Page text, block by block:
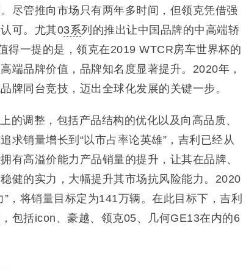
尽管推向市场只有两年多时间，但领克凭借强
可。尤其03系列的推出让中国品牌的中高端轿
得一提的是，领克在2019 WTCR房车世界杯的
端品牌价值，品牌知名度显著提升。2020年，
牌同台竞技，迈出全球化发展的关键一步。
的调整，包括产品结构的优化以及向高品质、
求销量增长到“以市占率论英雄”，吉利已经从
有高溢价能力产品销量的提升，让其在品牌、
健的实力，大幅提升其市场抗风险能力。2020
，将销量目标定为141万辆。在此目标下，吉利
包括icon、豪越、领克05、几何GE13在内的6